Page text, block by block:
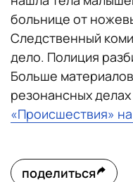
больнице от
Следственный
дело. Полиция
Больше
резонансных
«Происшествия»
поделиться